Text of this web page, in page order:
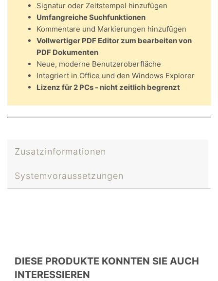
Signatur oder Zeitstempel hinzufügen
Umfangreiche Suchfunktionen
Kommentare und Markierungen hinzufügen
Vollwertiger PDF Editor zum bearbeiten von
PDF Dokumenten
Neue, moderne Benutzeroberfläche
Integriert in Office und den Windows Explorer
Lizenz für 2 PCs - nicht zeitlich begrenzt
Zusatzinformationen
Systemvoraussetzungen
DIESE PRODUKTE KONNTEN SIE AUCH
INTERESSIEREN